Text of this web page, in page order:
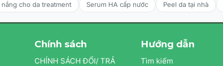
nắng cho da treatment Serum HA cấp nước Peel da tại nhà
Chính sách
CHÍNH SÁCH ĐỔI/ TRẢ
Hướng dẫn
Tìm kiếm